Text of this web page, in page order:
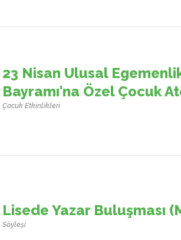
23 Nisan Ulusal
Bayramı'na Özel Çocuk
Çocuk Etkinlikleri
Lisede Yazar Buluşması
Söyleşi